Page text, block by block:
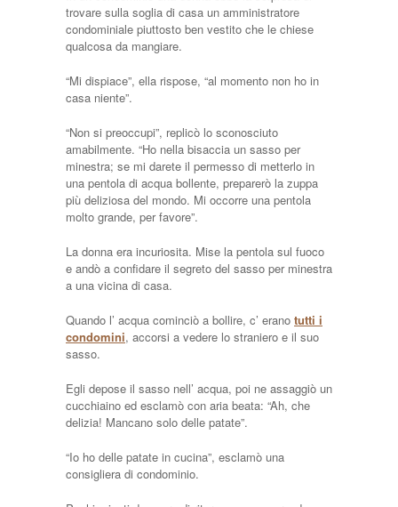
trovare sulla soglia di casa un amministratore
condominiale piuttosto ben vestito che le chiese
qualcosa da mangiare.
“Mi dispiace”, ella rispose, “al momento non ho in
casa niente”.
“Non si preoccupi”, replicò lo sconosciuto
amabilmente. “Ho nella bisaccia un sasso per
minestra; se mi darete il permesso di metterlo in
una pentola di acqua bollente, preparerò la zuppa
più deliziosa del mondo. Mi occorre una pentola
molto grande, per favore”.
La donna era incuriosita. Mise la pentola sul fuoco
e andò a confidare il segreto del sasso per minestra
a una vicina di casa.
Quando l’ acqua cominciò a bollire, c’ erano tutti i
condomini, accorsi a vedere lo straniero e il suo
sasso.
Egli depose il sasso nell’ acqua, poi ne assaggiò un
cucchiaino ed esclamò con aria beata: “Ah, che
delizia! Mancano solo delle patate”.
“Io ho delle patate in cucina”, esclamò una
consigliera di condominio.